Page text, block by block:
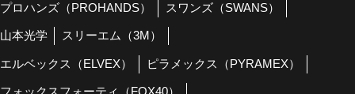
プロハンズ（PROHANDS） スワンズ（SWANS）
山本光学 スリーエム（3M）
エルベックス（ELVEX） ピラメックス（PYRAMEX）